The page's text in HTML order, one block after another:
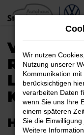
Zum
Hauptinhalt
VW ID.5
KÖLN
Wir nutzen
Nutzung unserer
Kommunikation
berücksichtigen
verarbeiten Daten
wenn Sie uns Ihre
einem späteren
Sie die
Weitere